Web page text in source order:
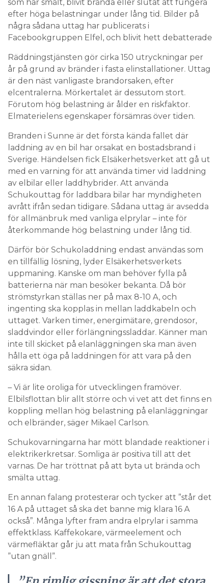
som har smält, blivit brända eller slutat att fungera
efter höga belastningar under lång tid. Bilder på
några sådana uttag har publicerats i
Facebookgruppen Elfel, och blivit hett debatterade
Räddningstjänsten gör cirka 150 utryckningar per
år på grund av bränder i fasta elinstallationer. Uttag
är den näst vanligaste brandorsaken, efter
elcentralerna. Mörkertalet är dessutom stort.
Förutom hög belastning är ålder en riskfaktor.
Elmaterielens egenskaper försämras över tiden.
Branden i Sunne är det första kända fallet där
laddning av en bil har orsakat en bostadsbrand i
Sverige. Händelsen fick Elsäkerhetsverket att gå ut
med en varning för att använda timer vid laddning
av elbilar eller laddhybrider. Att använda
Schukouttag för laddbara bilar har myndigheten
avrått ifrån sedan tidigare. Sådana uttag är avsedda
för allmänbruk med vanliga elprylar – inte för
återkommande hög belastning under lång tid.
Därför bör Schukoladdning endast användas som
en tillfällig lösning, lyder Elsäkerhetsverkets
uppmaning. Kanske om man behöver fylla på
batterierna när man besöker bekanta. Då bör
strömstyrkan ställas ner på max 8-10 A, och
ingenting ska kopplas in mellan laddkabeln och
uttaget. Varken timer, energimätare, grendosor,
sladdvindor eller förlängningssladdar. Känner man
inte till skicket på elanläggningen ska man även
hålla ett öga på laddningen för att vara på den
säkra sidan.
– Vi är lite oroliga för utvecklingen framöver.
Elbilsflottan blir allt större och vi vet att det finns en
koppling mellan hög belastning på elanläggningar
och elbränder, säger Mikael Carlson.
Schukovarningarna har mött blandade reaktioner i
elektrikerkretsar. Somliga är positiva till att det
varnas. De har tröttnat på att byta ut brända och
smälta uttag.
En annan falang protesterar och tycker att ”står det
16 A på uttaget så ska det banne mig klara 16 A
också”. Många lyfter fram andra elprylar i samma
effektklass. Kaffekokare, värmeelement och
värmefläktar går ju att mata från Schukouttag
”utan gnäll”.